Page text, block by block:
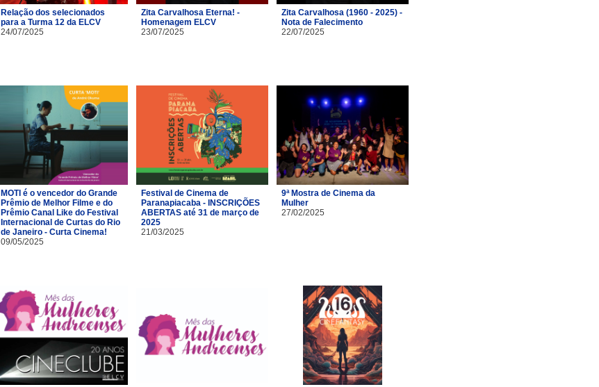
Relação dos selecionados
para a Turma 12 da ELCV
24/07/2025
Zita Carvalhosa Eterna! -
Homenagem ELCV
23/07/2025
Zita Carvalhosa (1960 - 2025) -
Nota de Falecimento
22/07/2025
MOTI é o vencedor do Grande
Prêmio de Melhor Filme e do
Prêmio Canal Like do Festival
Internacional de Curtas do Rio
de Janeiro - Curta Cinema!
09/05/2025
Festival de Cinema de
Paranapiacaba - INSCRIÇÕES
ABERTAS até 31 de março de
2025
21/03/2025
9ª Mostra de Cinema da
Mulher
27/02/2025